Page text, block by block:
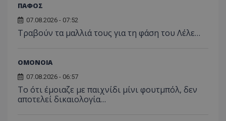
ΠΑΦΟΣ
07.08.2026 - 07:52
Τραβούν τα μαλλιά τους για τη φάση του Λέλε…
ΟΜΟΝΟΙΑ
07.08.2026 - 06:57
Το ότι έμοιαζε με παιχνίδι μίνι φουτμπόλ, δεν
αποτελεί δικαιολογία…